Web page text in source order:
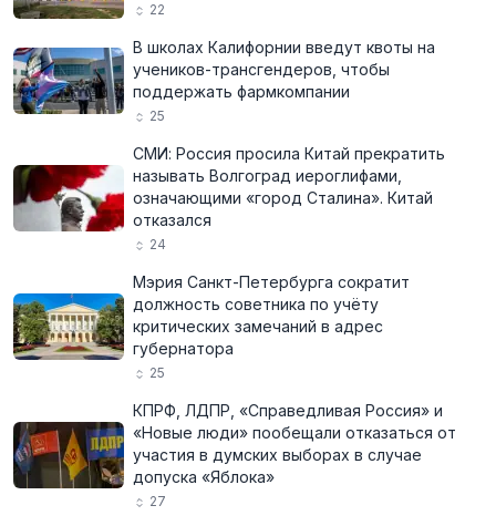
22
В школах Калифорнии введут квоты на
учеников-трансгендеров, чтобы
поддержать фармкомпании
25
СМИ: Россия просила Китай прекратить
называть Волгоград иероглифами,
означающими «город Сталина». Китай
отказался
24
Мэрия Санкт-Петербурга сократит
должность советника по учёту
критических замечаний в адрес
губернатора
25
КПРФ, ЛДПР, «Справедливая Россия» и
«Новые люди» пообещали отказаться от
участия в думских выборах в случае
допуска «Яблока»
27